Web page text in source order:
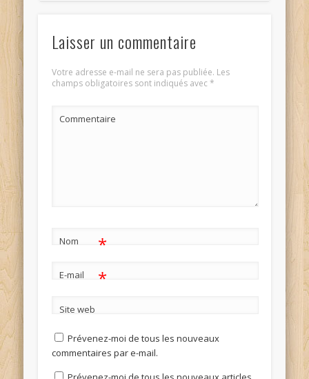
Laisser un commentaire
Votre adresse e-mail ne sera pas publiée. Les
champs obligatoires sont indiqués avec*
Commentaire
Nom *
E-mail *
Site web
Prévenez-moi de tous les nouveaux
commentaires par e-mail.